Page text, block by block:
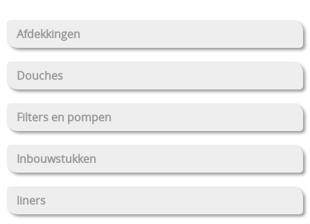
Overkappingen Coverswim
Schakelkasten
Afdekkingen
Douches
Filters en pompen
Inbouwstukken
liners